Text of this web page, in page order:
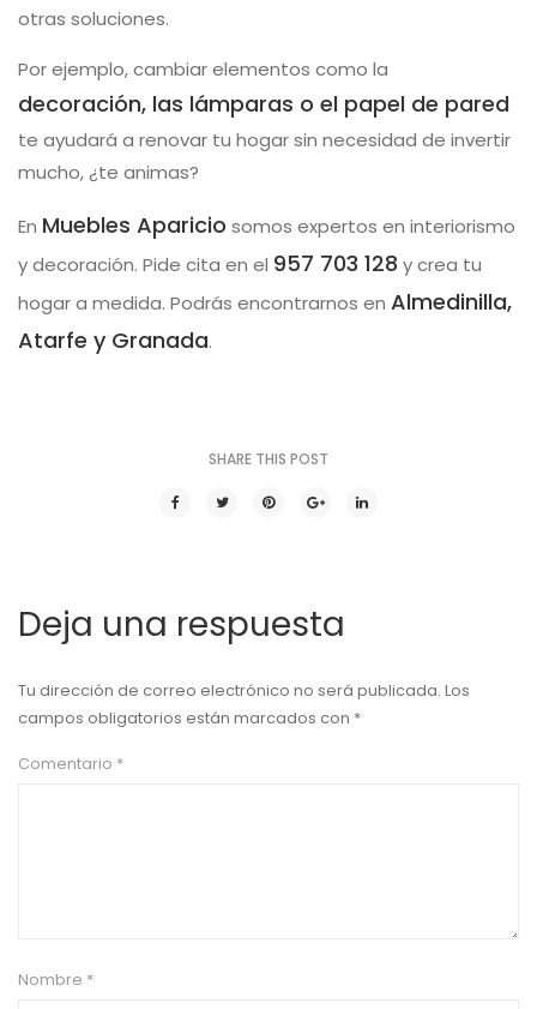
otras soluciones.
Por ejemplo, cambiar elementos como la
decoración, las lámparas o el papel de pared
te ayudará a renovar tu hogar sin necesidad de invertir
mucho, ¿te animas?
En Muebles Aparicio somos expertos en interiorismo
y decoración. Pide cita en el 957 703 128 y crea tu
hogar a medida. Podrás encontrarnos en Almedinilla,
Atarfe y Granada.
SHARE THIS POST
Deja una respuesta
Tu dirección de correo electrónico no será publicada. Los
campos obligatorios están marcados con *
Comentario *
Nombre *